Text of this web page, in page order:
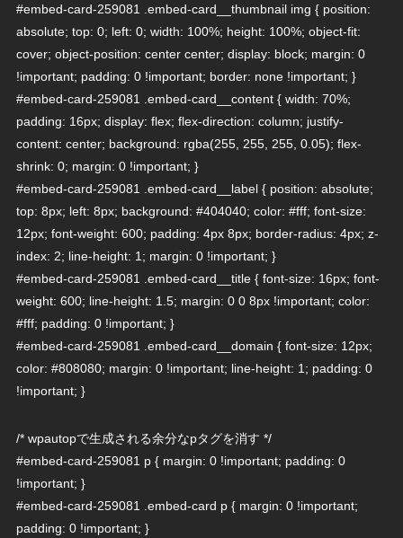
#embed-card-259081 .embed-card__thumbnail img { position:
absolute; top: 0; left: 0; width: 100%; height: 100%; object-fit:
cover; object-position: center center; display: block; margin: 0
!important; padding: 0 !important; border: none !important; }
#embed-card-259081 .embed-card__content { width: 70%;
padding: 16px; display: flex; flex-direction: column; justify-
content: center; background: rgba(255, 255, 255, 0.05); flex-
shrink: 0; margin: 0 !important; }
#embed-card-259081 .embed-card__label { position: absolute;
top: 8px; left: 8px; background: #404040; color: #fff; font-size:
12px; font-weight: 600; padding: 4px 8px; border-radius: 4px; z-
index: 2; line-height: 1; margin: 0 !important; }
#embed-card-259081 .embed-card__title { font-size: 16px; font-
weight: 600; line-height: 1.5; margin: 0 0 8px !important; color:
#fff; padding: 0 !important; }
#embed-card-259081 .embed-card__domain { font-size: 12px;
color: #808080; margin: 0 !important; line-height: 1; padding: 0
!important; }
/* wpautopで生成される余分なpタグを消す */
#embed-card-259081 p { margin: 0 !important; padding: 0
!important; }
#embed-card-259081 .embed-card p { margin: 0 !important;
padding: 0 !important; }